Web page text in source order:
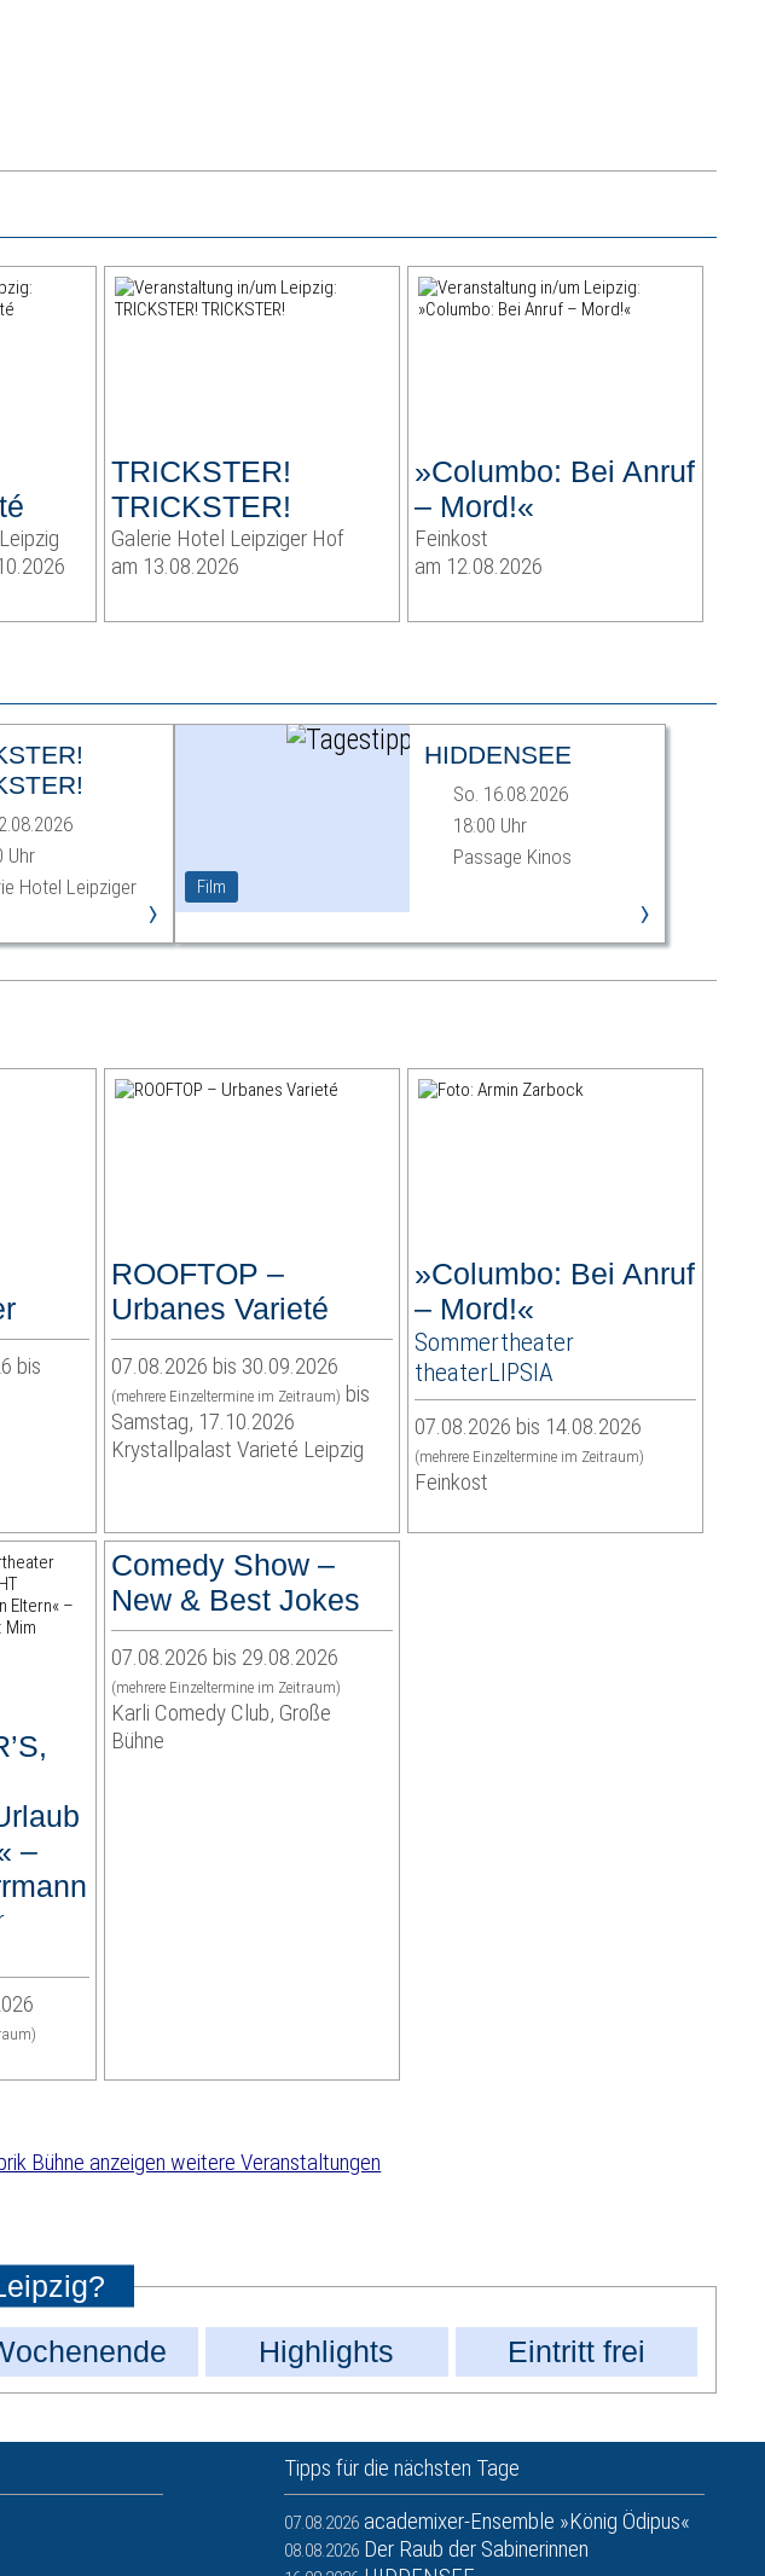
TRICKSTER!
TRICKSTER!
Galerie Hotel Leipziger Hof
am 13.08.2026
»Columbo: Bei Anruf
– Mord!«
Feinkost
am 12.08.2026
Uhr
Hotel Leipziger
›
Film
HIDDENSEE
So. 16.08.2026
18:00 Uhr
Passage Kinos
›
bis
ROOFTOP –
Urbanes Varieté
07.08.2026 bis 30.09.2026
(mehrere Einzeltermine im Zeitraum) bis
Samstag, 17.10.2026
Krystallpalast Varieté Leipzig
»Columbo: Bei Anruf
– Mord!«
Sommertheater
theaterLIPSIA
07.08.2026 bis 14.08.2026
(mehrere Einzeltermine im Zeitraum)
Feinkost
–
Comedy Show –
New & Best Jokes
07.08.2026 bis 29.08.2026
(mehrere Einzeltermine im Zeitraum)
Karli Comedy Club, Große
Bühne
weitere Veranstaltungen
Highlights Eintritt frei
Tipps für die nächsten Tage
07.08.2026 academixer-Ensemble »König Ödipus«
08.08.2026 Der Raub der Sabinerinnen